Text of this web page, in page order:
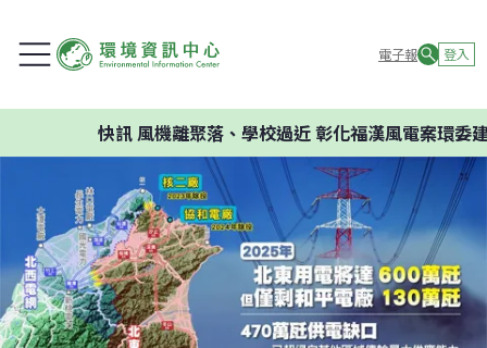
電子報 登入
風機離聚落、學校過近 彰化福漢風電案環委建議不應